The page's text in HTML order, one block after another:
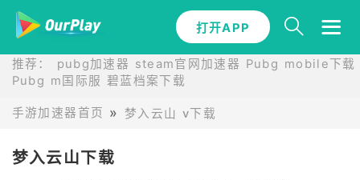
打开APP
推荐： pubg加速器 steam官网加速器 Pubg mobile下载
Pubg m国际服 碧蓝档案下载
手游加速器首页 梦入云山 v下载
梦入云山下载